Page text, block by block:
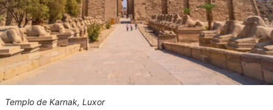
Templo de Karnak, Luxor